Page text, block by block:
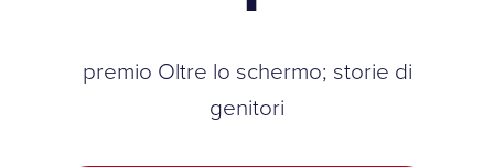
premio Oltre lo schermo; storie di
genitori